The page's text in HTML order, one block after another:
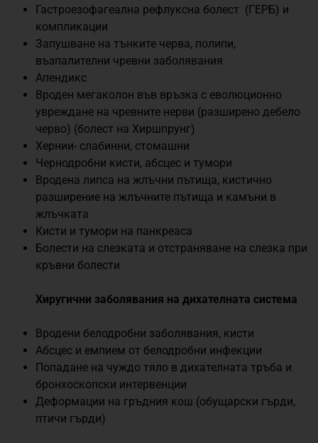
Гастроезофагеална рефлуксна болест (ГЕРБ) и
компликации
Запушване на тънките черва, полипи,
възпалителни чревни заболявания
Апендикс
Вроден мегаколон във връзка с еволюционно
увреждане на чревните нерви (разширено дебело
черво) (болест на Хиршпрунг)
Хернии- слабинни, стомашни
Чернодробни кисти, абсцес и тумори
Вродена липса на жлъчни пътища, кистично
разширение на жлъчните пътища и камъни в
жлъчката
Кисти и тумори на панкреаса
Болести на слезката и отстраняване на слезка при
кръвни болести
Хиругични заболявания на дихателната система
Вродени белодробни заболявания, кисти
Абсцес и емпием от белодробни инфекции
Попадане на чуждо тяло в дихателната тръба и
бронхоскопски интервенции
Деформации на гръдния кош (обущарски гърди,
птичи гърди)